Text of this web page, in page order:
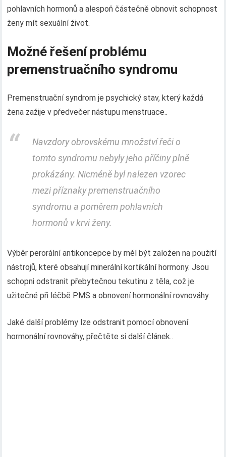
pohlavních hormonů a alespoň částečně obnovit schopnost
ženy mít sexuální život.
Možné řešení problému
premenstruačního syndromu
Premenstruační syndrom je psychický stav, který každá
žena zažije v předvečer nástupu menstruace..
Navzdory obrovskému množství řeči o
tomto syndromu nebyly jeho příčiny plně
prokázány. Nicméně byl nalezen vzorec
mezi příznaky premenstruačního
syndromu a poměrem pohlavních
hormonů v krvi ženy.
Výběr perorální antikoncepce by měl být založen na použití
nástrojů, které obsahují minerální kortikální hormony. Jsou
schopni odstranit přebytečnou tekutinu z těla, což je
užitečné při léčbě PMS a obnovení hormonální rovnováhy.
Jaké další problémy lze odstranit pomocí obnovení
hormonální rovnováhy, přečtěte si další článek..